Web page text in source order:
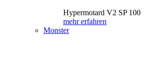
Hypermotard V2 SP 100
mehr erfahren
Monster